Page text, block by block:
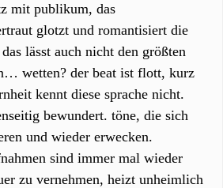
mit publikum, das
glotzt und romantisiert die
lässt auch nicht den größten
wetten? der beat ist flott, kurz
kennt diese sprache nicht.
bewundert. töne, die sich
und wieder erwecken.
sind immer mal wieder
zu vernehmen, heizt unheimlich